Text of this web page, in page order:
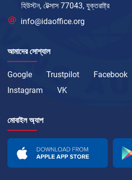
হিউস্টন, টেক্সাস 77043, যুক্তরাষ্ট্র
info@idaoffice.org
আমাদের সোশ্যাল
Google Trustpilot Facebook
Instagram
VK
মোবাইল অ্যাপ